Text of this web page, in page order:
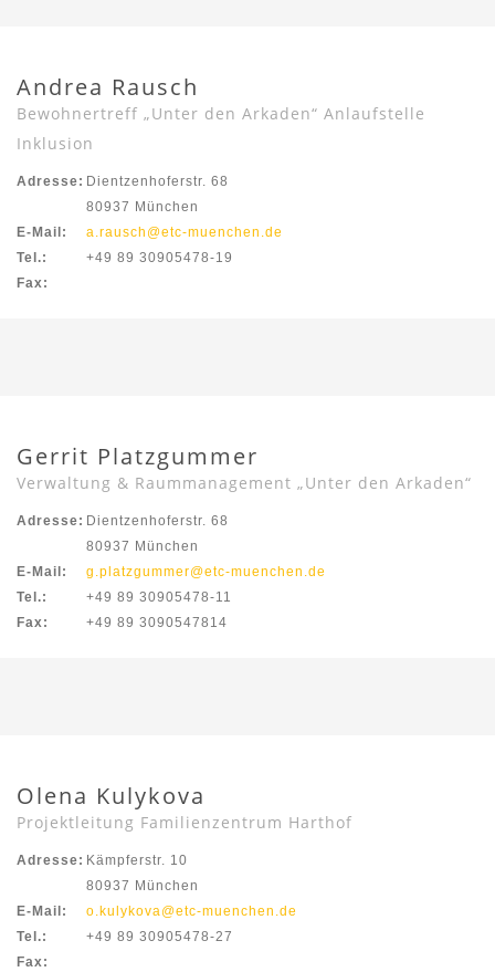
Andrea Rausch
Bewohnertreff „Unter den Arkaden“ Anlaufstelle
Inklusion
Adresse: Dientzenhoferstr. 68
80937 München
E-Mail:
a.rausch@etc-muenchen.de
Tel.:
+49 89 30905478-19
Fax:
Gerrit Platzgummer
Verwaltung & Raummanagement „Unter den Arkaden“
Adresse: Dientzenhoferstr. 68
80937 München
E-Mail:
g.platzgummer@etc-muenchen.de
Tel.:
+49 89 30905478-11
Fax:
+49 89 3090547814
Olena Kulykova
Projektleitung Familienzentrum Harthof
Adresse: Kämpferstr. 10
80937 München
E-Mail:
o.kulykova@etc-muenchen.de
Tel.:
+49 89 30905478-27
Fax: